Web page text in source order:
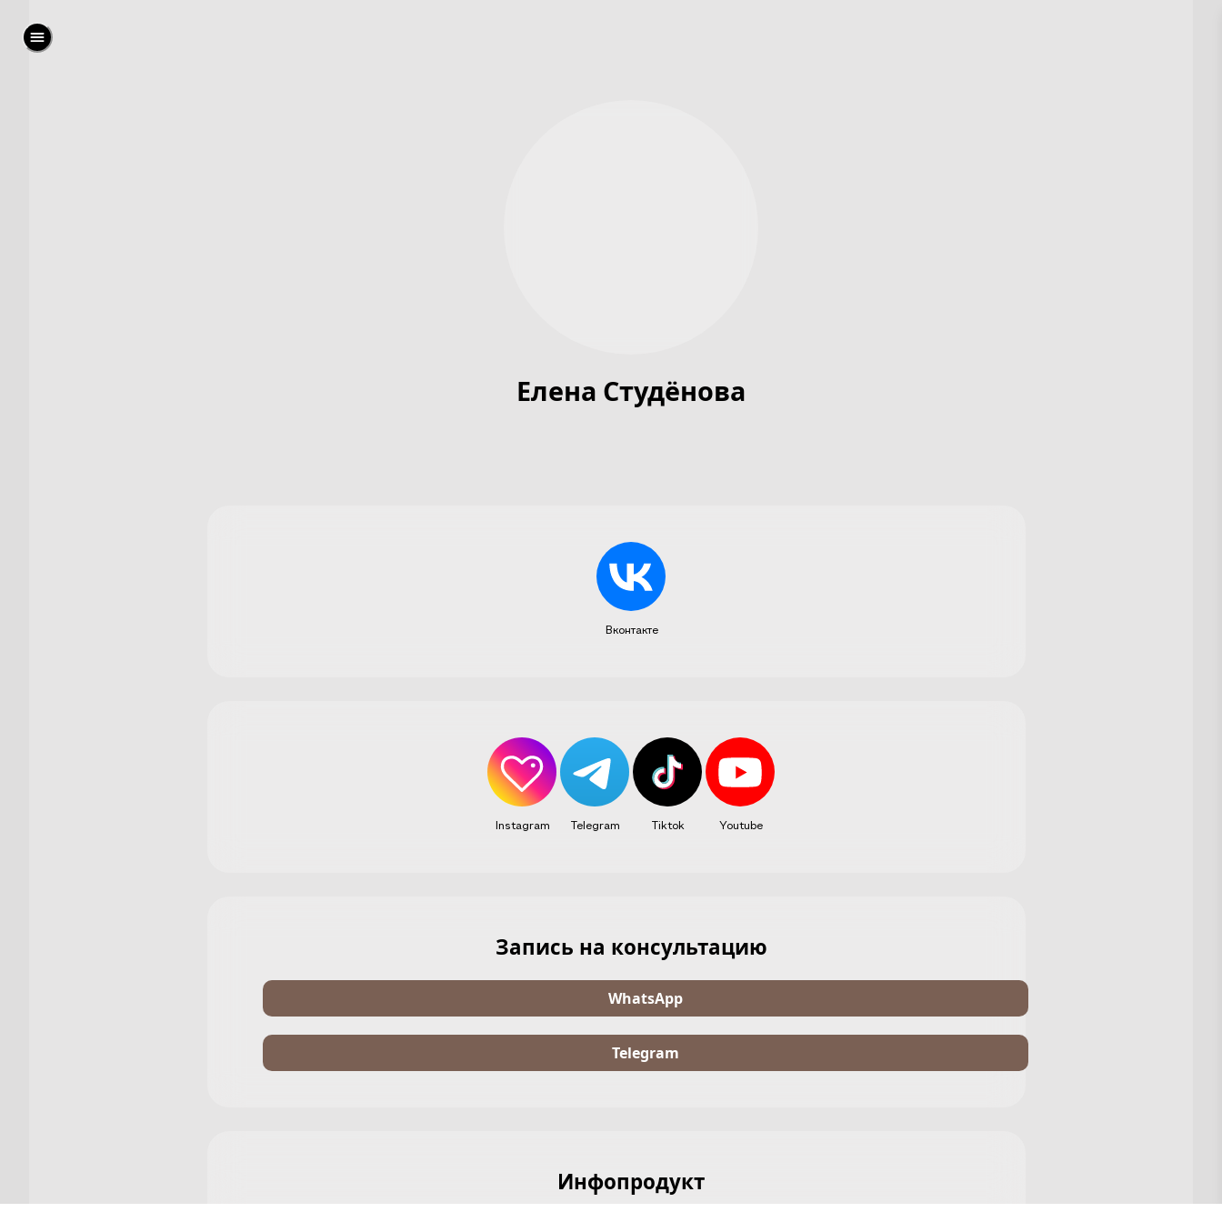
Елена Студёнова
Вконтакте
Instagram Telegram Tiktok Youtube
Запись на консультацию
WhatsApp
Telegram
Инфопродукт